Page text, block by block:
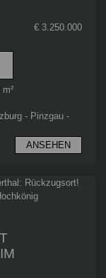
€ 3.250.000
- Pinzgau -
ANSEHEN